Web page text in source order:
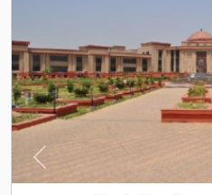
Previous